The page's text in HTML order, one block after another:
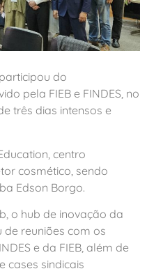
do
pela FIEB e FINDES, no
três dias intensos e
centro
cosmético, sendo
Edson Borgo.
o hub de inovação da
de reuniões com os
e da FIEB, além de
cases sindicais